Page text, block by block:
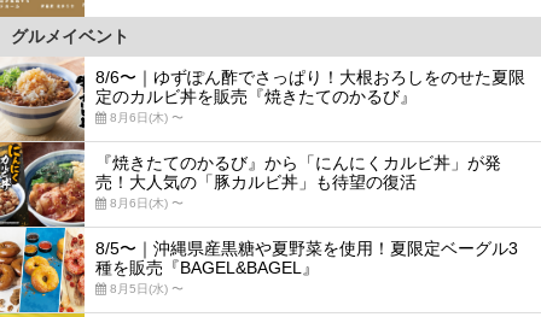
グルメイベント
8/6〜｜ゆずぽん酢でさっぱり！大根おろしをのせた夏限
定のカルビ丼を販売『焼きたてのかるび』
8月6日(木) 〜
『焼きたてのかるび』から「にんにくカルビ丼」が発
売！大人気の「豚カルビ丼」も待望の復活
8月6日(木) 〜
8/5〜｜沖縄県産黒糖や夏野菜を使用！夏限定ベーグル3
種を販売『BAGEL&BAGEL』
8月5日(水) 〜